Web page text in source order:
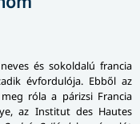
és sokoldalú francia
évfordulója. Ebből az
róla a párizsi Francia
az Institut des Hautes